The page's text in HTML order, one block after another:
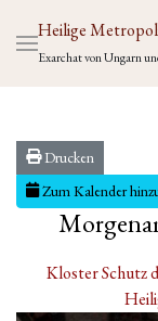
Heilige
Exarchat von Ungarn
Drucken
Zum Kalender
Kloster Schutz